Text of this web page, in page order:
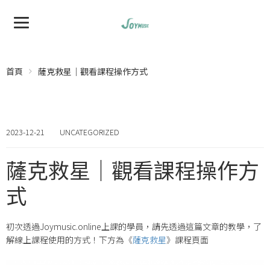
首頁 薩克救星｜觀看課程操作方式
2023-12-21 UNCATEGORIZED
薩克救星｜觀看課程操作方
式
初次透過Joymusic.online上課的學員，請先透過這篇文章的教學，了
解線上課程使用的方式！下方為《薩克救星》課程頁面